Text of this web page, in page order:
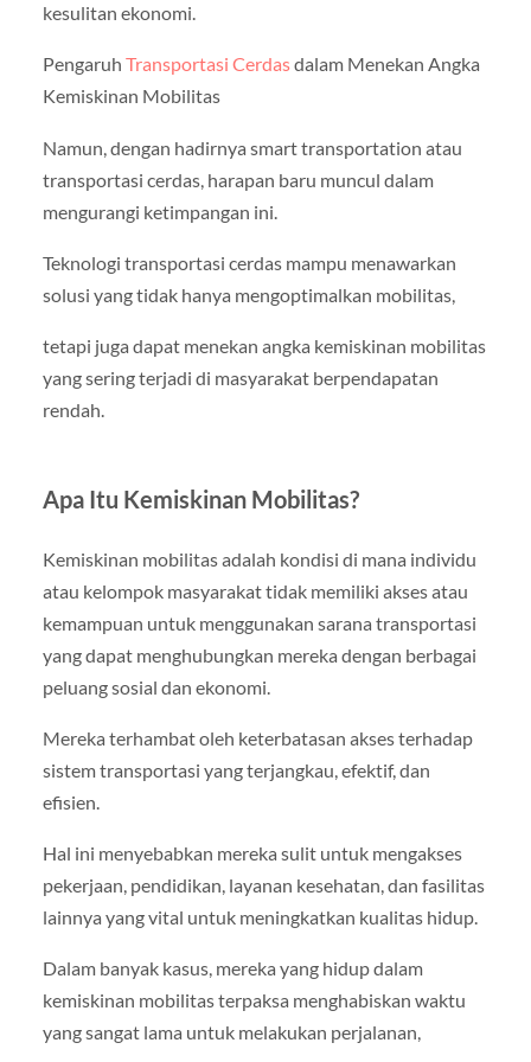
kesulitan ekonomi.
Pengaruh Transportasi Cerdasdalam Menekan Angka
Kemiskinan Mobilitas
Namun, dengan hadirnya smart transportation atau
transportasi cerdas, harapan baru muncul dalam
mengurangi ketimpangan ini.
Teknologi transportasi cerdas mampu menawarkan
solusi yang tidak hanya mengoptimalkan mobilitas,
tetapi juga dapat menekan angka kemiskinan mobilitas
yang sering terjadi di masyarakat berpendapatan
rendah.
Apa Itu Kemiskinan Mobilitas?
Kemiskinan mobilitas adalah kondisi di mana individu
atau kelompok masyarakat tidak memiliki akses atau
kemampuan untuk menggunakan sarana transportasi
yang dapat menghubungkan mereka dengan berbagai
peluang sosial dan ekonomi.
Mereka terhambat oleh keterbatasan akses terhadap
sistem transportasi yang terjangkau, efektif, dan
efisien.
Hal ini menyebabkan mereka sulit untuk mengakses
pekerjaan, pendidikan, layanan kesehatan, dan fasilitas
lainnya yang vital untuk meningkatkan kualitas hidup.
Dalam banyak kasus, mereka yang hidup dalam
kemiskinan mobilitas terpaksa menghabiskan waktu
yang sangat lama untuk melakukan perjalanan,